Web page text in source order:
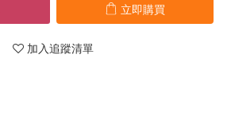
立即購買
加入追蹤清單